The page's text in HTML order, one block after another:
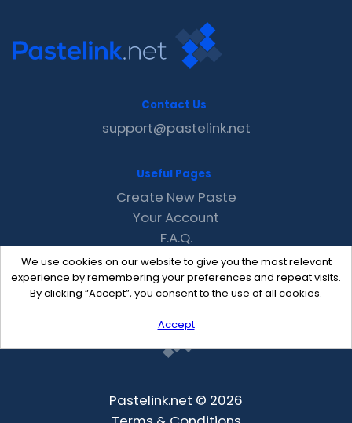
We use cookies on our website to give you the most relevant
experience by remembering your preferences and repeat visits.
By clicking “Accept”, you consent to the use of all cookies.
Accept
Contact Us
support@pastelink.net
Useful Pages
Create New Paste
Your Account
F.A.Q.
Recent
Contact
Pastelink.net © 2026